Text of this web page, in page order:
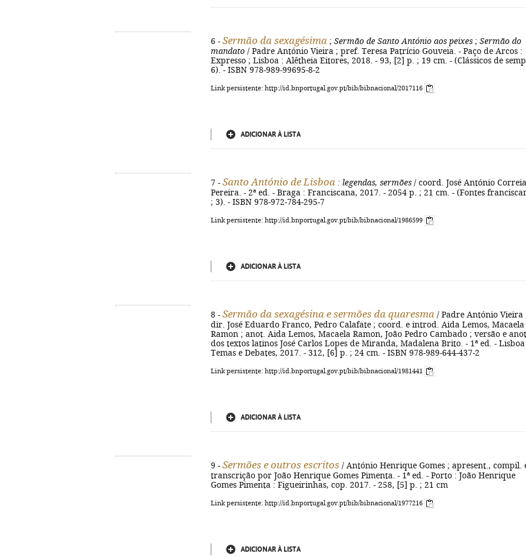
6 - Sermão da sexagésima ; Sermão de Santo António aos peixes ; Sermão do
mandato / Padre António Vieira ; pref. Teresa Patrício Gouveia. - Paço de Arcos :
Expresso ; Lisboa : Alêtheia Eitores, 2018. - 93, [2] p. ; 19 cm. - (Clássicos de
6). - ISBN 978-989-99695-8-2
Link persistente: http://id.bnportugal.gov.pt/bib/bibnacional/2017116
ADICIONAR À LISTA
7 - Santo António de Lisboa : legendas, sermões / coord. José António Correia
Pereira. - 2ª ed. - Braga : Franciscana, 2017. - 2054 p. ; 21 cm. - (Fontes
; 3). - ISBN 978-972-784-295-7
Link persistente: http://id.bnportugal.gov.pt/bib/bibnacional/1986599
ADICIONAR À LISTA
8 - Sermão da sexagésina e sermões da quaresma / Padre António Vieira
dir. José Eduardo Franco, Pedro Calafate ; coord. e introd. Aida Lemos, Macaela
Ramon ; anot. Aida Lemos, Macaela Ramon, João Pedro Cambado ; versão e
dos textos latinos José Carlos Lopes de Miranda, Madalena Brito. - 1ª ed. -
Temas e Debates, 2017. - 312, [6] p. ; 24 cm. - ISBN 978-989-644-437-2
Link persistente: http://id.bnportugal.gov.pt/bib/bibnacional/1981441
ADICIONAR À LISTA
9 - Sermões e outros escritos / António Henrique Gomes ; apresent., compil.
transcrição por João Henrique Gomes Pimenta. - 1ª ed. - Porto : João Henrique
Gomes Pimenta : Figueirinhas, cop. 2017. - 258, [5] p. ; 21 cm
Link persistente: http://id.bnportugal.gov.pt/bib/bibnacional/1977216
ADICIONAR À LISTA